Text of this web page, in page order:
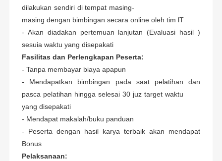
dilakukan sendiri di tempat masing-
masing dengan bimbingan secara online oleh tim lT
- Akan diadakan pertemuan lanjutan (Evaluasi hasil )
sesuia waktu yang disepakati
Fasilitas dan Perlengkapan Peserta:
- Tanpa membayar biaya apapun
- Mendapatkan bimbingan pada saat pelatihan dan
pasca pelatihan hingga selesai 30 juz target waktu
yang disepakati
- Mendapat makalah/buku panduan
- Peserta dengan hasil karya terbaik akan mendapat
Bonus
Pelaksanaan: